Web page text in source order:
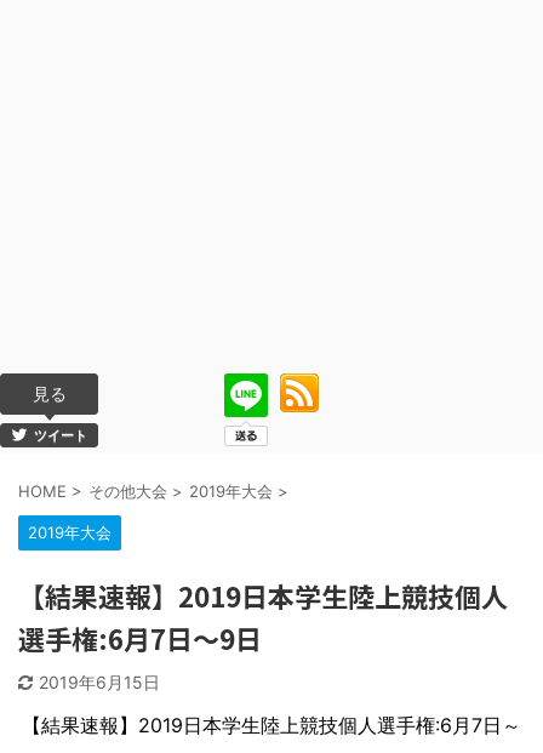
見る
ツイート
HOME > その他大会 > 2019年大会 >
2019年大会
【結果速報】2019日本学生陸上競技個人
選手権:6月7日～9日
2019年6月15日
【結果速報】2019日本学生陸上競技個人選手権:6月7日～